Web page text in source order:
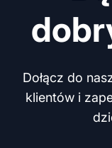
Dołącz do
klientów i